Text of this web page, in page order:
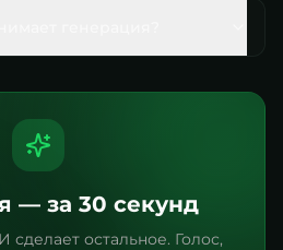
— за 30 секунд
остальное. Голос,